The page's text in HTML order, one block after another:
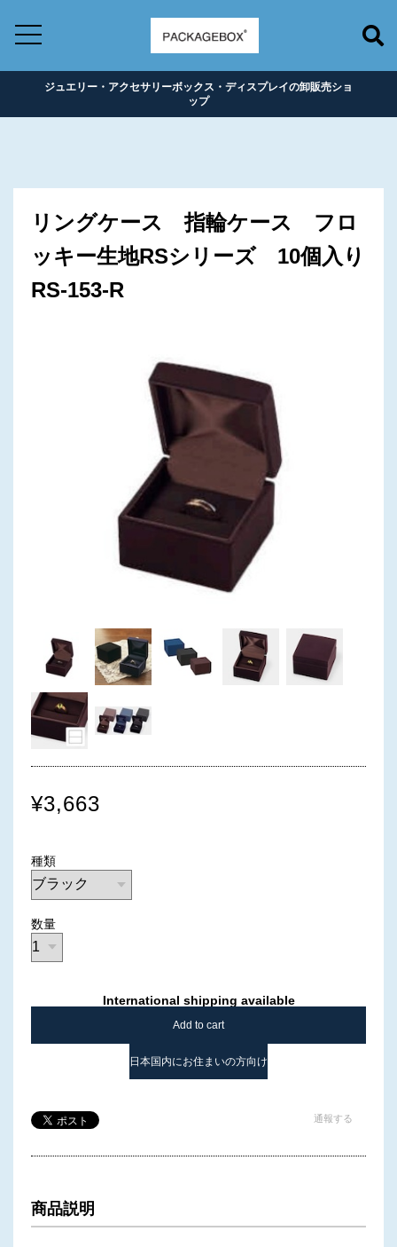
ジュエリー・アクセサリーボックス・ディスプレイの卸販売ショ
ップ
リングケース 指輪ケース フロ
ッキー生地RSシリーズ 10個入り
RS-153-R
¥3,663
種類
数量
International shipping available
Add to cart
日本国内にお住まいの方向け
通報する
商品説明